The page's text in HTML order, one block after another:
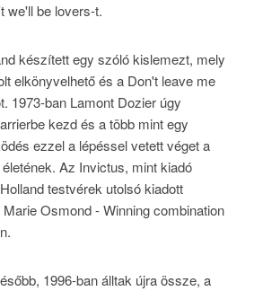
we'll be lovers-t.
készített egy szóló kislemezt, mely
elkönyvelhető és a Don't leave me
1973-ban Lamont Dozier úgy
kezd és a több mint egy
ezzel a lépéssel vetett véget a
Az Invictus, mint kiadó
testvérek utolsó kiadott
Osmond - Winning combination
1996-ban álltak újra össze, a